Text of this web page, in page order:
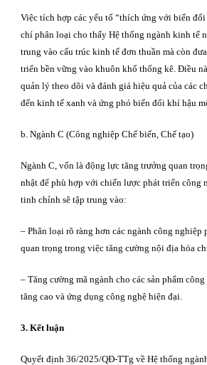
Việc tích hợp các yếu tố “thích ứng với biến
chí phân loại cho thấy Hệ thống ngành kinh tế
trung vào cấu trúc kinh tế đơn thuần mà còn
triển bền vững vào khuôn khổ thống kê. Điều
quản lý theo dõi và đánh giá hiệu quả của các
đến kinh tế xanh và ứng phó biến đổi khí hậu
b. Ngành C (Công nghiệp Chế biến, Chế tạo)
Ngành C, vốn là động lực tăng trưởng quan
nhật để phù hợp với chiến lược phát triển công
tinh chỉnh sẽ tập trung vào:
– Phân loại rõ ràng hơn các ngành công nghiệp
quan trọng trong việc tăng cường nội địa hóa
– Tăng cường mã ngành cho các sản phẩm
tăng cao và ứng dụng công nghệ hiện đại.
3. Kết luận
Quyết định 36/2025/QĐ-TTg về Hệ thống